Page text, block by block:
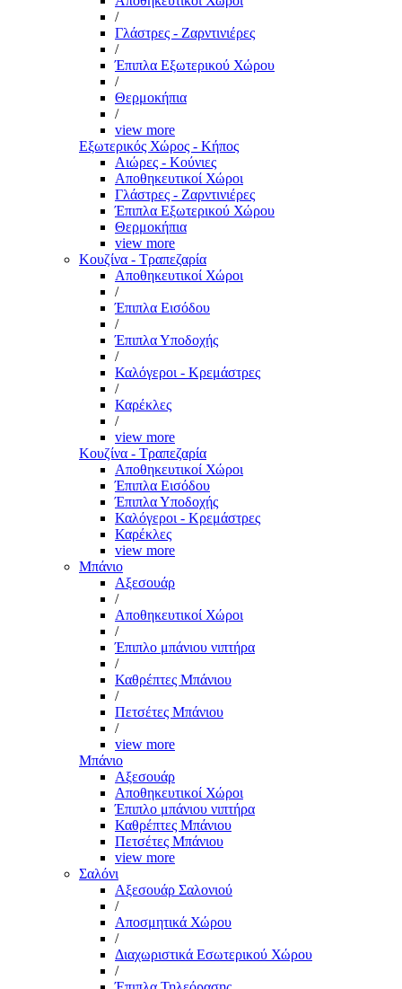
/
Γλάστρες - Ζαρντινιέρες
/
Έπιπλα Εξωτερικού Χώρου
/
Θερμοκήπια
/
view more
Εξωτερικός Χώρος - Κήπος
Αιώρες - Κούνιες
Αποθηκευτικοί Χώροι
Γλάστρες - Ζαρντινιέρες
Έπιπλα Εξωτερικού Χώρου
Θερμοκήπια
view more
Κουζίνα - Τραπεζαρία
Αποθηκευτικοί Χώροι
/
Έπιπλα Εισόδου
/
Έπιπλα Υποδοχής
/
Καλόγεροι - Κρεμάστρες
/
Καρέκλες
/
view more
Κουζίνα - Τραπεζαρία
Αποθηκευτικοί Χώροι
Έπιπλα Εισόδου
Έπιπλα Υποδοχής
Καλόγεροι - Κρεμάστρες
Καρέκλες
view more
Μπάνιο
Αξεσουάρ
/
Αποθηκευτικοί Χώροι
/
Έπιπλο μπάνιου νιπτήρα
/
Καθρέπτες Μπάνιου
/
Πετσέτες Μπάνιου
/
view more
Μπάνιο
Αξεσουάρ
Αποθηκευτικοί Χώροι
Έπιπλο μπάνιου νιπτήρα
Καθρέπτες Μπάνιου
Πετσέτες Μπάνιου
view more
Σαλόνι
Αξεσουάρ Σαλονιού
/
Αποσμητικά Χώρου
/
Διαχωριστικά Εσωτερικού Χώρου
/